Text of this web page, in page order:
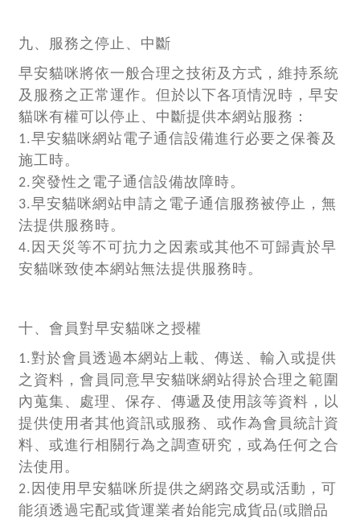
九、服務之停止、中斷
早安貓咪將依一般合理之技術及方式，維持系統
及服務之正常運作。但於以下各項情況時，早安
貓咪有權可以停止、中斷提供本網站服務：
1.早安貓咪網站電子通信設備進行必要之保養及
施工時。
2.突發性之電子通信設備故障時。
3.早安貓咪網站申請之電子通信服務被停止，無
法提供服務時。
4.因天災等不可抗力之因素或其他不可歸責於早
安貓咪致使本網站無法提供服務時。
十、會員對早安貓咪之授權
1.對於會員透過本網站上載、傳送、輸入或提供
之資料，會員同意早安貓咪網站得於合理之範圍
內蒐集、處理、保存、傳遞及使用該等資料，以
提供使用者其他資訊或服務、或作為會員統計資
料、或進行相關行為之調查研究，或為任何之合
法使用。
2.因使用早安貓咪所提供之網路交易或活動，可
能須透過宅配或貨運業者始能完成貨品(或贈品